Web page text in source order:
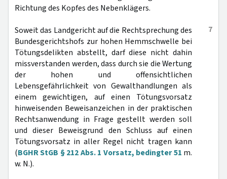
Richtung des Kopfes des Nebenklägers.
7
Soweit das Landgericht auf die Rechtsprechung des
Bundesgerichtshofs zur hohen Hemmschwelle bei
Tötungsdelikten abstellt, darf diese nicht dahin
missverstanden werden, dass durch sie die Wertung
der hohen und offensichtlichen
Lebensgefährlichkeit von Gewalthandlungen als
einem gewichtigen, auf einen Tötungsvorsatz
hinweisenden Beweisanzeichen in der praktischen
Rechtsanwendung in Frage gestellt werden soll
und dieser Beweisgrund den Schluss auf einen
Tötungsvorsatz in aller Regel nicht tragen kann
(BGHR StGB § 212 Abs. 1 Vorsatz, bedingter 51 m.
w. N.).